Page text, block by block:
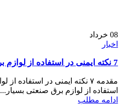
08 خرداد
اخبار
7 نکته ایمنی در استفاده از لوازم برق صنعتی
استفاده از لوازم برق صنعتی بسیار...
ادامه مطلب